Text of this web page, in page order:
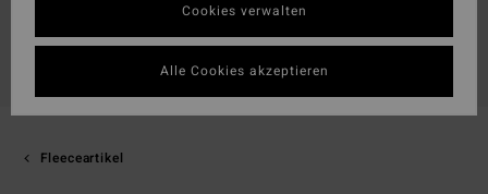
Fleeceartikel
Cookies verwalten
Alle Cookies akzeptieren